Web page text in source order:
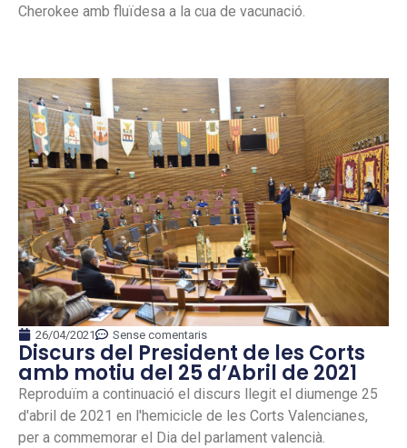
Cherokee amb fluïdesa a la cua de vacunació.
26/04/2021 Sense comentaris
Discurs del President de les Corts
amb motiu del 25 d’Abril de 2021
Reproduïm a continuació el discurs llegit el diumenge 25
d'abril de 2021 en l'hemicicle de les Corts Valencianes,
per a commemorar el Dia del parlament valencià.